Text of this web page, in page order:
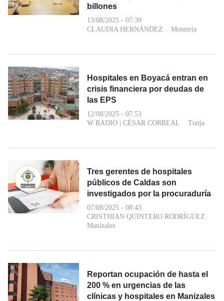
billones
13/08/2025 - 07:39
CLAUDIA HERNÁNDEZ
Montería
Hospitales en Boyacá entran en
crisis financiera por deudas de
las EPS
12/08/2025 - 07:53
W RADIO | CÉSAR CORREAL Tunja
Tres gerentes de hospitales
públicos de Caldas son
investigados por la procuraduría
07/08/2025 - 08:43
CRISTHIAN QUINTERO RODRÍGUEZ
Manizales
Reportan ocupación de hasta el
200 % en urgencias de las
clínicas y hospitales en Manizales